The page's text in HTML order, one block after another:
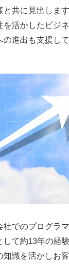
共に見出します
を活かしたビジ
進出も支援し
でのプログラ
て約13年の経
識を活かしお